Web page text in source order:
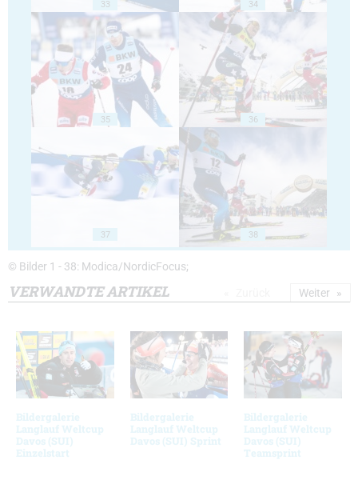
33 34
35 36
37 38
© Bilder 1 - 38: Modica/NordicFocus;
VERWANDTE ARTIKEL
Bildergalerie
Langlauf Weltcup
Davos (SUI)
Einzelstart
Bildergalerie
Langlauf Weltcup
Davos (SUI) Sprint
Bildergalerie
Langlauf Weltcup
Davos (SUI)
Teamsprint
Weiter